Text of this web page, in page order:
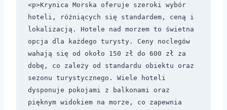
<p>Krynica Morska oferuje szeroki wybór
hoteli, różniących się standardem, ceną i
lokalizacją. Hotele nad morzem to świetna
opcja dla każdego turysty. Ceny noclegów
wahają się od około 150 zł do 600 zł za
dobę, co zależy od standardu obiektu oraz
sezonu turystycznego. Wiele hoteli
dysponuje pokojami z balkonami oraz
pięknym widokiem na morze, co zapewnia